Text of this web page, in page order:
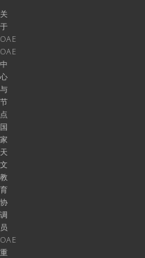
关
于
OAE
OAE
中
心
与
节
点
国
家
天
文
教
育
协
调
员
OAE
重